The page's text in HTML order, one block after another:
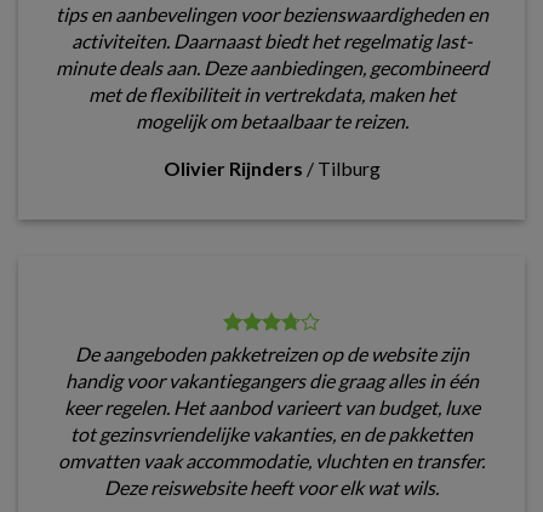
tips en aanbevelingen voor bezienswaardigheden en
activiteiten. Daarnaast biedt het regelmatig last-
minute deals aan. Deze aanbiedingen, gecombineerd
met de flexibiliteit in vertrekdata, maken het
mogelijk om betaalbaar te reizen.
Olivier Rijnders / Tilburg
De aangeboden pakketreizen op de website zijn
handig voor vakantiegangers die graag alles in één
keer regelen. Het aanbod varieert van budget, luxe
tot gezinsvriendelijke vakanties, en de pakketten
omvatten vaak accommodatie, vluchten en transfer.
Deze reiswebsite heeft voor elk wat wils.